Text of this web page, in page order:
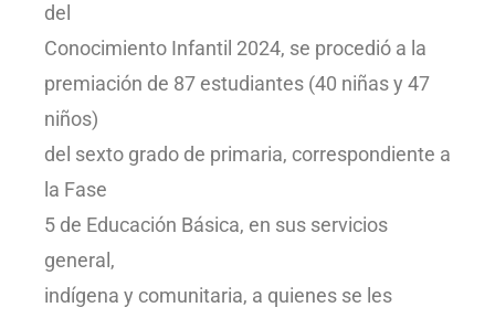
del
Conocimiento Infantil 2024, se procedió a la
premiación de 87 estudiantes (40 niñas y 47
niños)
del sexto grado de primaria, correspondiente a
la Fase
5 de Educación Básica, en sus servicios
general,
indígena y comunitaria, a quienes se les